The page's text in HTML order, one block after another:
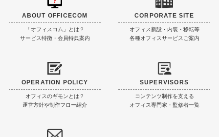
ABOUT OFFICECOM
「オフィスコム」とは？
サービス特徴・会員特典案内
CORPORATE SITE
オフィス新設・内装・移転等
各種オフィスサービスご案内
OPERATION POLICY
オフィスのギモンとは？
運営方針や制作フロー紹介
SUPERVISORS
コンテンツ制作を支える
オフィス専門家・監修者一覧